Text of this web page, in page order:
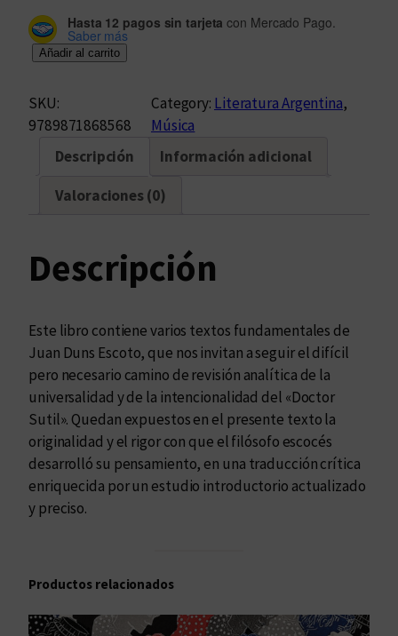
Hasta 12 pagos sin tarjeta con Mercado Pago.
Saber más
s
t
e
b
a
n
d
a
s
d
e
m
i
a
Añadir al carrito
SKU:
9789871868568
Category: Literatura Argentina
Música
Descripción
Información adicional
Valoraciones (0)
Descripción
Este libro contiene varios textos fundamentales de
Juan Duns Escoto, que nos invitan a seguir el difícil
pero necesario camino de revisión analítica de la
universalidad y de la intencionalidad del «Doctor
Sutil». Quedan expuestos en el presente texto la
originalidad y el rigor con que el filósofo escocés
desarrolló su pensamiento, en una traducción crítica
enriquecida por un estudio introductorio actualizado
y preciso.
Productos relacionados